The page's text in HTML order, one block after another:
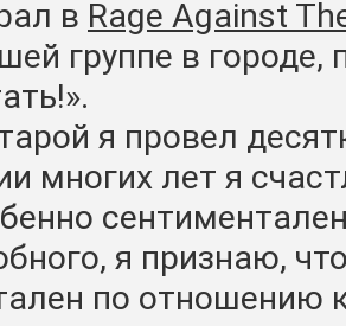
в Rage Against
группе в городе,
я провел
многих лет я
я признаю,
по отношению